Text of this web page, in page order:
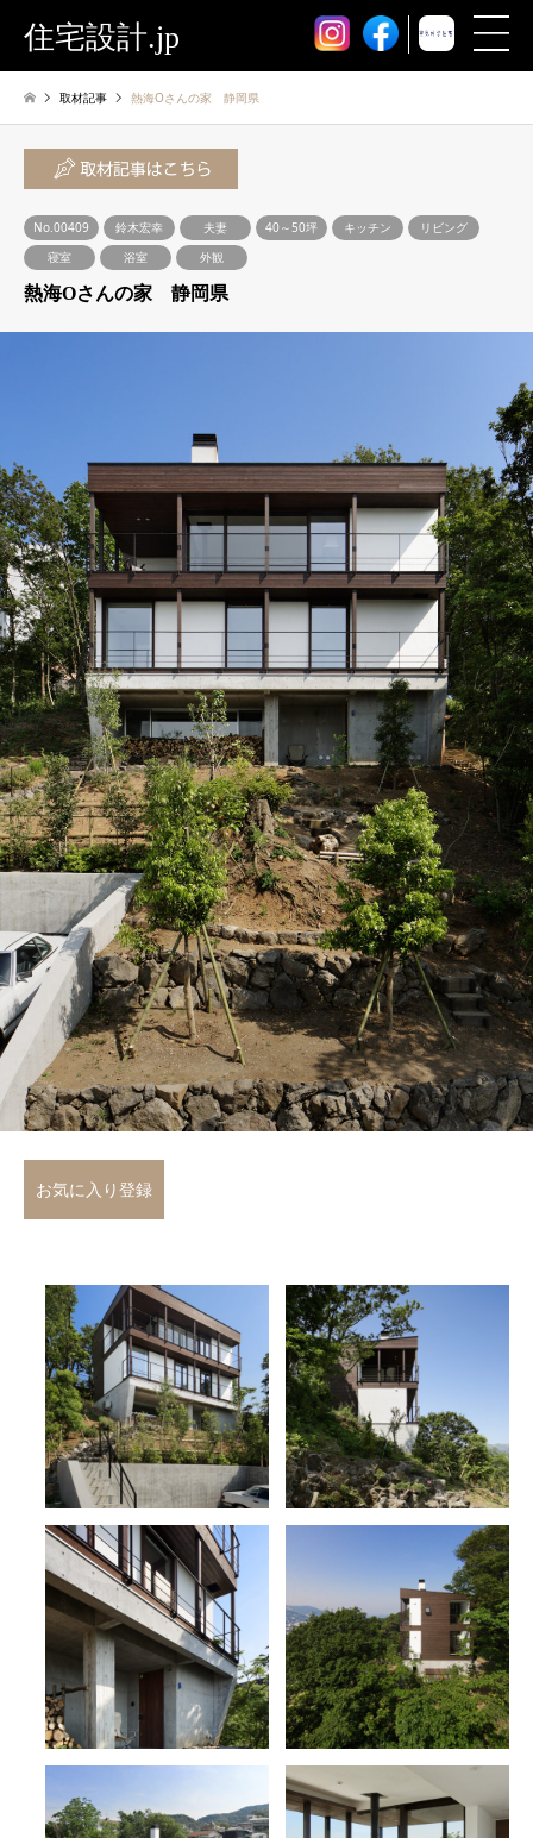
住宅設計.jp
取材記事 熱海Oさんの家 静岡県
No.00409 鈴木宏幸 夫妻 40～50坪 キッチン
リビング
寝室
浴室 外観
熱海Oさんの家 静岡県
お気に入り登録